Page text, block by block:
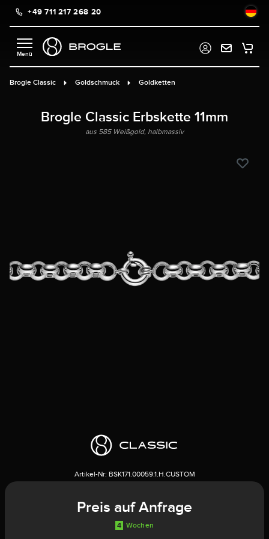
springen
+49 711 217 268 20
Brogle Classic Goldschmuck Goldketten
Brogle Classic Erbskette 11mm
aus 585 Weißgold, halbmassiv
Artikel-Nr: BSK171.00059.1.H.CUSTOM
Preis auf Anfrage
4 Wochen